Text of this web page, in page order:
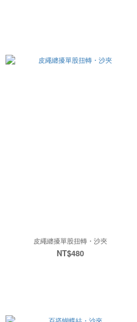
皮繩纏擾單股扭轉・沙夾
NT$480